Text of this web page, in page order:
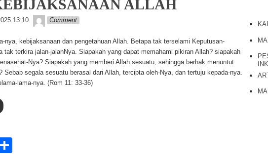
ALLAH
13:10 Lapopp music
Comment
nya, kebijaksanaan dan pengetahuan Allah. Betapa tak terselami Keputusan-
tak terkira jalan-jalanNya. Siapakah yang dapat memahami pikiran Allah? siapakah
Nya? Siapakah yang memberi Allah sesuatu, sehingga berhak menuntut
Sebab segala sesuatu berasal dari Allah, tercipta oleh-Nya, dan tertuju kepada-nya.
lama-nya. (Rom 11: 33-36)
C